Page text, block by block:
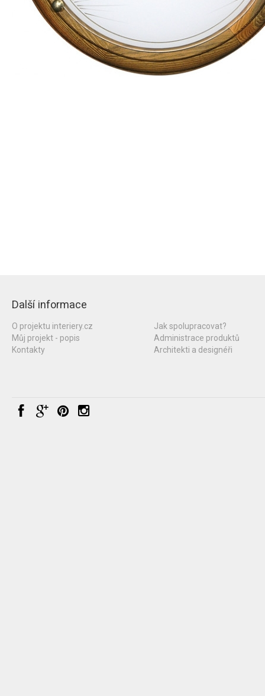
Další informace
O projektu interiery.cz
Můj projekt - popis
Kontakty
Jak spolupracovat?
Administrace produktů
Architekti a designéři